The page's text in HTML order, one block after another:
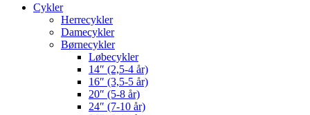
Cykler
Herrecykler
Damecykler
Børnecykler
Løbecykler
14″ (2,5-4 år)
16″ (3,5-5 år)
20″ (5-8 år)
24″ (7-10 år)